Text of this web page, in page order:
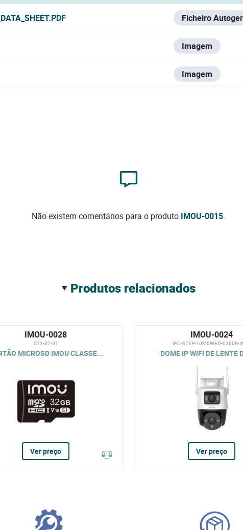
Ficheiro
Imagem
Imagem
Não existem comentários para o produto IMOU-0015.
produtos relacionados
IMOU-0028
ST2-32-S1
MICROSD IMOU CLASSE...
Ver preço
IMOU-0024
IPC-S7XP-10M0WED-0360B-
DOME IP WIFI DE LENTE
Ver preço